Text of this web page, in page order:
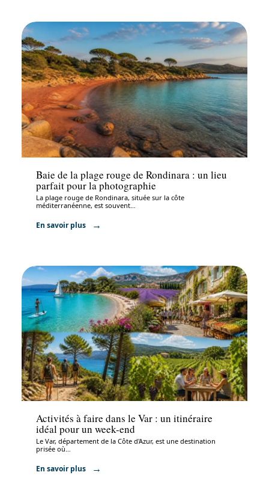
Activités
Baie de la plage rouge de Rondinara : un lieu
parfait pour la photographie
La plage rouge de Rondinara, située sur la côte
méditerranéenne, est souvent
En savoir plus
Activités
Activités à faire dans le Var : un itinéraire
idéal pour un week-end
Le Var, département de la Côte d'Azur, est une destination
prisée où…
En savoir plus